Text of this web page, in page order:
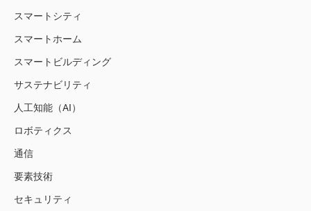
スマートシティ
スマートホーム
スマートビルディング
サステナビリティ
人工知能（AI）
ロボティクス
通信
要素技術
セキュリティ